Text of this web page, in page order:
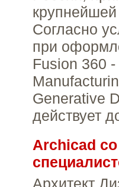
Согласно
при
Fusion 360
Generative
действует
Archicad
Архитект